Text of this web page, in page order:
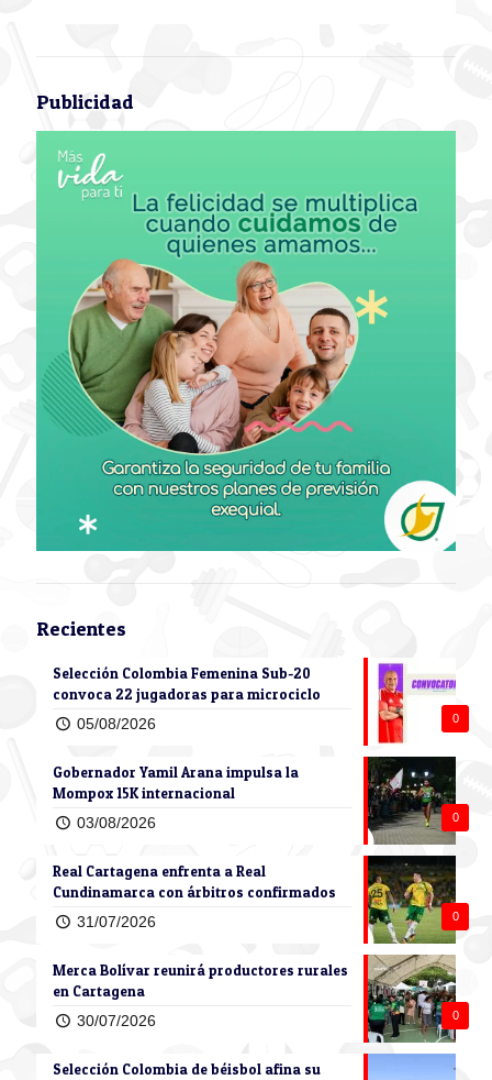
Publicidad
Recientes
0
Selección Colombia Femenina Sub-20
convoca 22 jugadoras para microciclo
05/08/2026
0
Gobernador Yamil Arana impulsa la
Mompox 15K internacional
03/08/2026
0
Real Cartagena enfrenta a Real
Cundinamarca con árbitros confirmados
31/07/2026
0
Merca Bolívar reunirá productores rurales
en Cartagena
30/07/2026
Selección Colombia de béisbol afina su